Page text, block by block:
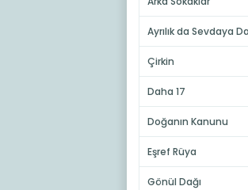
Ayrılık da Sevdaya
Çirkin
Daha 17
Doğanın Kanunu
Eşref Rüya
Gönül Dağı